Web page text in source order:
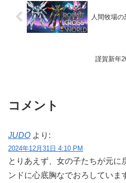
人間牧場
謹賀新年
コメント
JUDO より:
2024年12月31日 4:10 PM
とりあえず、女の子たちが元に
ンドに心底胸なでおろしていま